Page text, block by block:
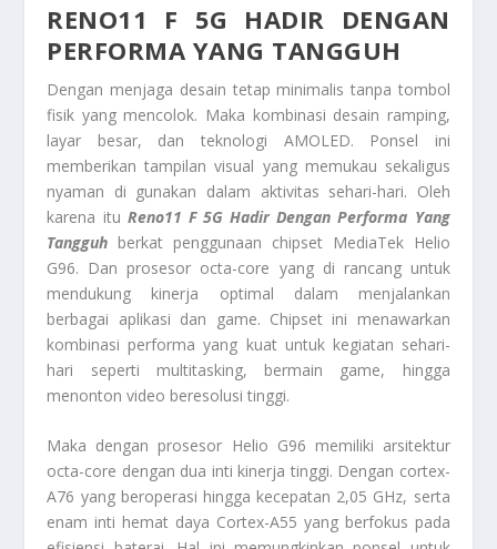
RENO11 F 5G HADIR DENGAN
PERFORMA YANG TANGGUH
Dengan menjaga desain tetap minimalis tanpa tombol
fisik yang mencolok. Maka kombinasi desain ramping,
layar besar, dan teknologi AMOLED. Ponsel ini
memberikan tampilan visual yang memukau sekaligus
nyaman di gunakan dalam aktivitas sehari-hari. Oleh
karena itu Reno11 F 5G Hadir Dengan Performa Yang
Tangguh berkat penggunaan chipset MediaTek Helio
G96. Dan prosesor octa-core yang di rancang untuk
mendukung kinerja optimal dalam menjalankan
berbagai aplikasi dan game. Chipset ini menawarkan
kombinasi performa yang kuat untuk kegiatan sehari-
hari seperti multitasking, bermain game, hingga
menonton video beresolusi tinggi.
Maka dengan prosesor Helio G96 memiliki arsitektur
octa-core dengan dua inti kinerja tinggi. Dengan cortex-
A76 yang beroperasi hingga kecepatan 2,05 GHz, serta
enam inti hemat daya Cortex-A55 yang berfokus pada